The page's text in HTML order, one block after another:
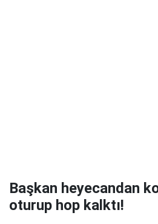
Başkan heyecandan
oturup hop kalktı!